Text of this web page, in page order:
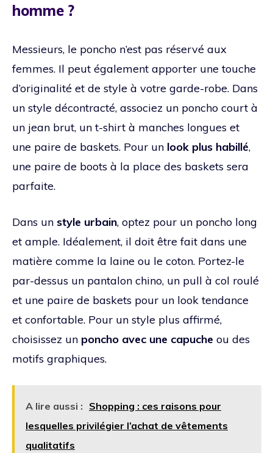
homme ?
Messieurs, le poncho n’est pas réservé aux
femmes. Il peut également apporter une touche
d’originalité et de style à votre garde-robe. Dans
un style décontracté, associez un poncho court à
un jean brut, un t-shirt à manches longues et
une paire de baskets. Pour un look plus habillé,
une paire de boots à la place des baskets sera
parfaite.
Dans un style urbain, optez pour un poncho long
et ample. Idéalement, il doit être fait dans une
matière comme la laine ou le coton. Portez-le
par-dessus un pantalon chino, un pull à col roulé
et une paire de baskets pour un look tendance
et confortable. Pour un style plus affirmé,
choisissez un poncho avec une capuche ou des
motifs graphiques.
A lire aussi : Shopping : ces raisons pour
lesquelles privilégier l’achat de vêtements
qualitatifs